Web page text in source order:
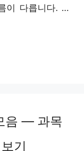
이 다릅니다. …
음 — 과목
기